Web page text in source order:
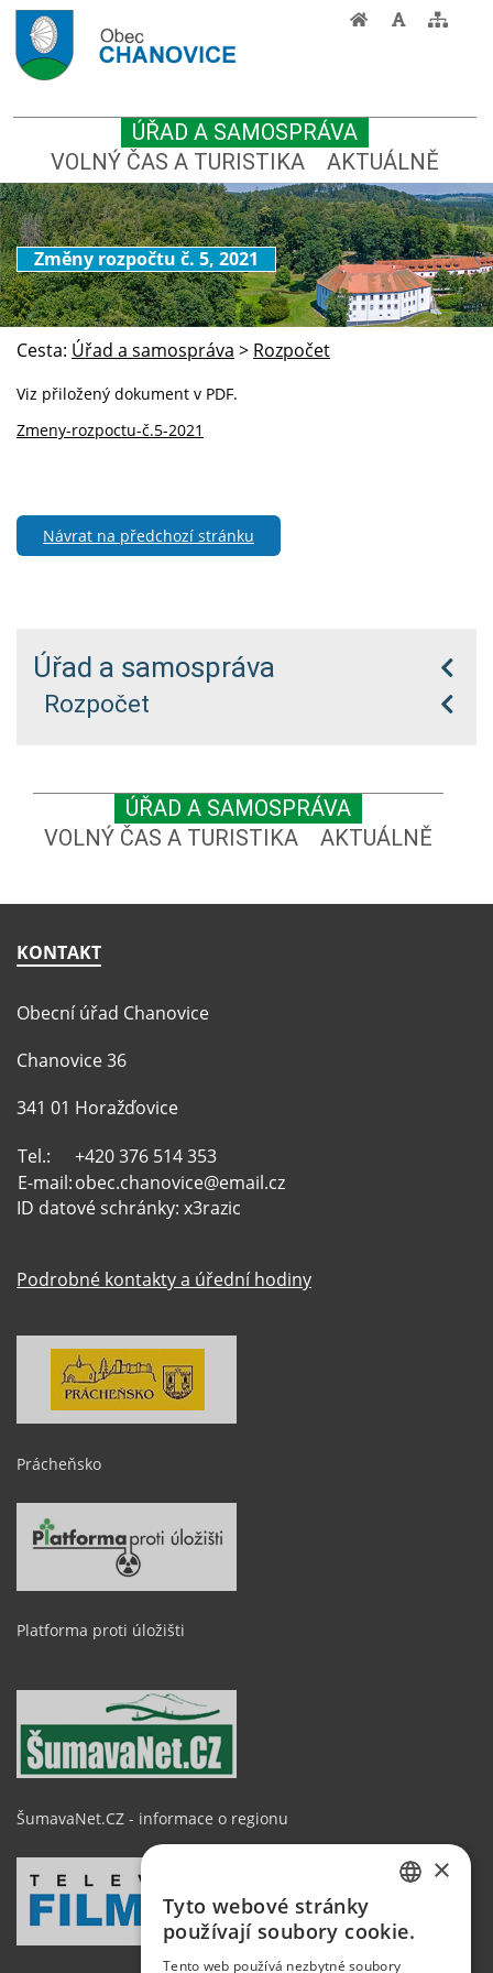
ÚŘAD A SAMOSPRÁVA
VOLNÝ ČAS A TURISTIKA
AKTUÁLNĚ
Změny rozpočtu č. 5, 2021
Cesta: Úřad a samospráva > Rozpočet
Viz přiložený dokument v PDF.
Zmeny-rozpoctu-č.5-2021
Návrat na předchozí stránku
Úřad a samospráva
Rozpočet
ÚŘAD A SAMOSPRÁVA
VOLNÝ ČAS A TURISTIKA
AKTUÁLNĚ
KONTAKT
Obecní úřad Chanovice
Chanovice 36
341 01 Horažďovice
Tel.:
+420 376 514 353
E-mail:obec.chanovice@email.cz
ID datové schránky: x3razic
Podrobné kontakty a úřední hodiny
Prácheňsko
Platforma proti úložišti
ŠumavaNet.CZ - informace o regionu
×
Tyto webové stránky
používají soubory cookie.
Tento web používá nezbytné soubory